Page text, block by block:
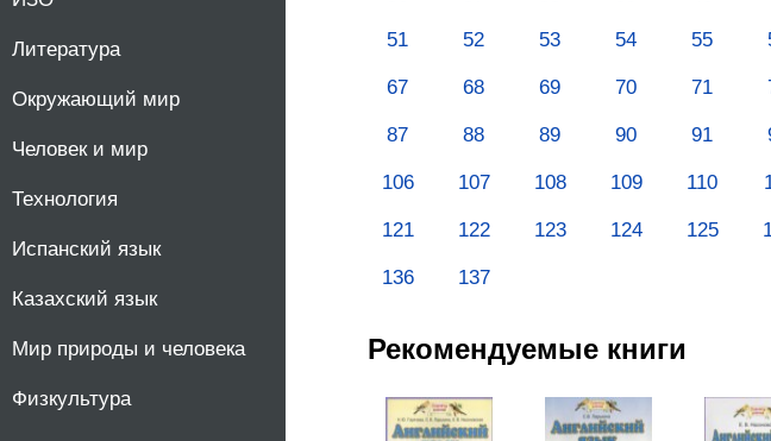
Литература
Окружающий мир
Человек и мир
Технология
Испанский язык
Казахский язык
Мир природы и человека
Физкультура
51 52 53 54 55
67 68 69 70 71
87 88 89 90 91
106 107 108 109 110
121 122 123 124 125
136 137
Рекомендуемые книги